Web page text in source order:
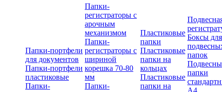
Папки-портфели
для документов
Папки-портфели
пластиковые
Папки-
Папки-
регистраторы с
арочным
механизмом
Папки-
регистраторы с
шириной
корешка 70-80
мм
Папки-
Пластиковые
папки
Пластиковые
папки на
кольцах
Пластиковые
папки на
Боксы для
папок
папки
А4